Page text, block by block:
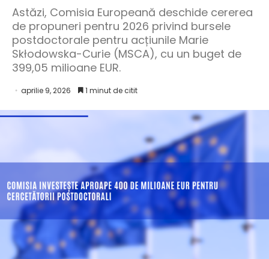
Astăzi, Comisia Europeană deschide cererea
de propuneri pentru 2026 privind bursele
postdoctorale pentru acțiunile Marie
Skłodowska-Curie (MSCA), cu un buget de
399,05 milioane EUR.
aprilie 9, 2026 1 minut de citit